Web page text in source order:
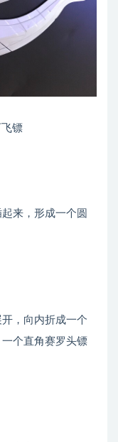
镖
来，形成一个圆
，向内折成一个
个直角赛罗头镖